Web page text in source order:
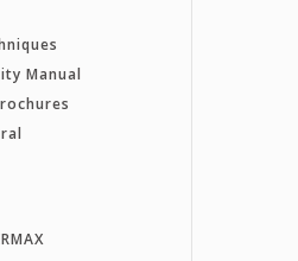
Manual